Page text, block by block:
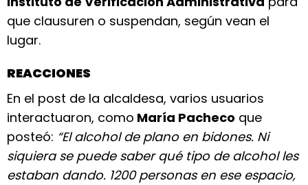
que clausuren o suspendan, según vean el
lugar.
REACCIONES
En el post de la alcaldesa, varios usuarios
interactuaron, como María Pacheco que
posteó: “El alcohol de plano en bidones. Ni
siquiera se puede saber qué tipo de alcohol les
estaban dando. 1200 personas en ese espacio,